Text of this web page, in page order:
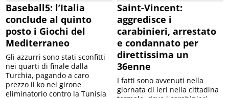
Baseball5: l’Italia
conclude al quinto
posto i Giochi del
Mediterraneo
Gli azzurri sono stati sconfitti
nei quarti di finale dalla
Turchia, pagando a caro
prezzo il ko nel girone
eliminatorio contro la Tunisia
Saint-Vincent:
aggredisce i
carabinieri, arrestato
e condannato per
direttissima un
36enne
I fatti sono avvenuti nella
giornata di ieri nella cittadina